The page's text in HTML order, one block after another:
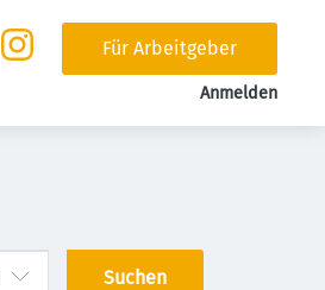
Für Arbeitgeber
Anmelden
Suchen